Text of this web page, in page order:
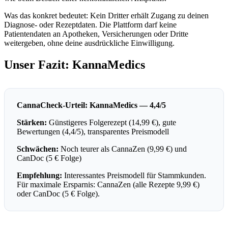
Was das konkret bedeutet: Kein Dritter erhält Zugang zu deinen
Diagnose- oder Rezeptdaten. Die Plattform darf keine
Patientendaten an Apotheken, Versicherungen oder Dritte
weitergeben, ohne deine ausdrückliche Einwilligung.
Unser Fazit: KannaMedics
CannaCheck-Urteil: KannaMedics — 4,4/5
Stärken: Günstigeres Folgerezept (14,99 €), gute
Bewertungen (4,4/5), transparentes Preismodell
Schwächen: Noch teurer als CannaZen (9,99 €) und
CanDoc (5 € Folge)
Empfehlung: Interessantes Preismodell für Stammkunden.
Für maximale Ersparnis: CannaZen (alle Rezepte 9,99 €)
oder CanDoc (5 € Folge).